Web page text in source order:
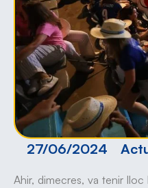
27/06/2024
Ahir, dimecres, va tenir